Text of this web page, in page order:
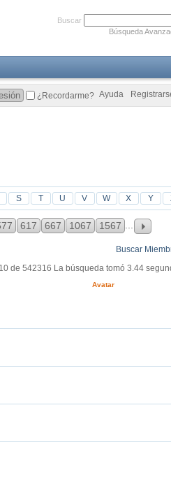
S T U V W X Y
617 667 1067 1567
Buscar
de 542316 La búsqueda tomó 3.44
Avatar
Buscar
Búsqueda
Ayuda
¿Recordarme?